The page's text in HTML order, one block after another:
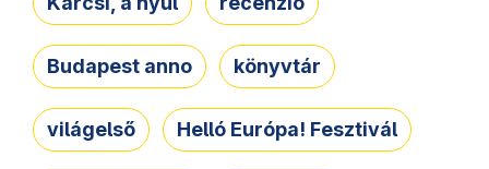
Budapest anno könyvtár
világelső Helló Európa! Fesztivál